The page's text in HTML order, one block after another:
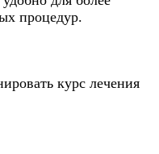
процедур.
курс лечения